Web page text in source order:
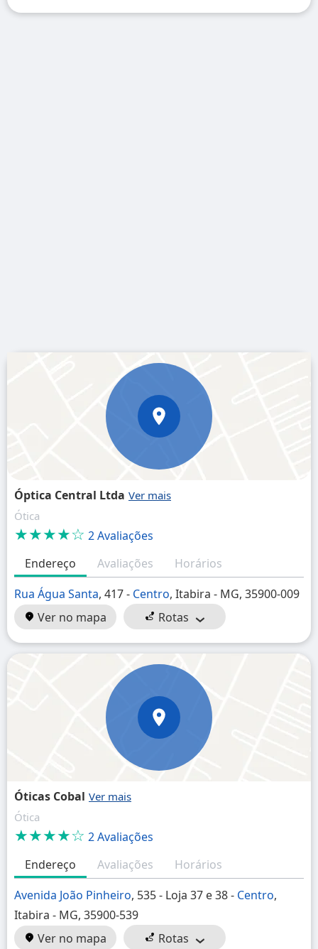
Óptica Central Ltda
Ótica
★★★★☆ 2 Avaliações
Endereço
Avaliações
Horários
Rua Água Santa, 417 - Centro, Itabira - MG, 35900-009
Ver no mapa
Rotas
Óticas Cobal
Ótica
★★★★☆ 2 Avaliações
Endereço
Avaliações
Horários
Avenida João Pinheiro, 535 - Loja 37 e 38 - Centro,
Itabira - MG, 35900-539
Ver no mapa
Rotas